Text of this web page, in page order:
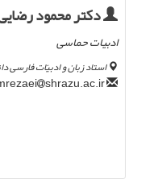
دکتر محمود
ادبیات حماسی
استاد زبان و ادبیّات فارسی
shrazu.ac.ir